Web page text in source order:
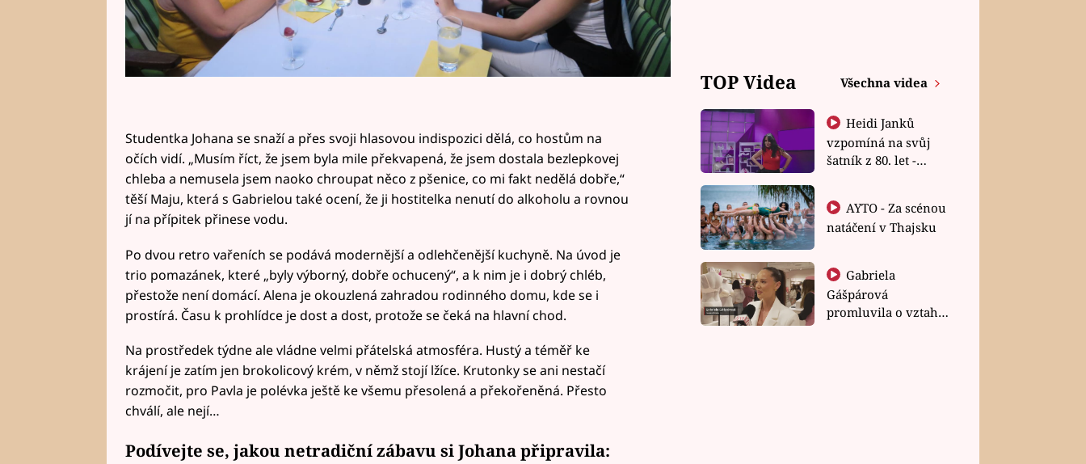
Studentka Johana se snaží a přes svoji hlasovou indispozici dělá, co hostům na
očích vidí. „Musím říct, že jsem byla mile překvapená, že jsem dostala bezlepkovej
chleba a nemusela jsem naoko chroupat něco z pšenice, co mi fakt nedělá dobře,“
těší Maju, která s Gabrielou také ocení, že ji hostitelka nenutí do alkoholu a rovnou
jí na přípitek přinese vodu.
Po dvou retro vařeních se podává modernější a odlehčenější kuchyně. Na úvod je
trio pomazánek, které „byly výborný, dobře ochucený“, a k nim je i dobrý chléb,
přestože není domácí. Alena je okouzlená zahradou rodinného domu, kde se i
prostírá. Času k prohlídce je dost a dost, protože se čeká na hlavní chod.
Na prostředek týdne ale vládne velmi přátelská atmosféra. Hustý a téměř ke
krájení je zatím jen brokolicový krém, v němž stojí lžíce. Krutonky se ani nestačí
rozmočit, pro Pavla je polévka ještě ke všemu přesolená a překořeněná. Přesto
chválí, ale nejí…
Podívejte se, jakou netradiční zábavu si Johana připravila:
TOP Videa Všechna videa
Heidi Janků
vzpomíná na svůj
šatník z 80. let -
natáčení v Thajsku
Gabriela
Gášpárová
promluvila o vztahu